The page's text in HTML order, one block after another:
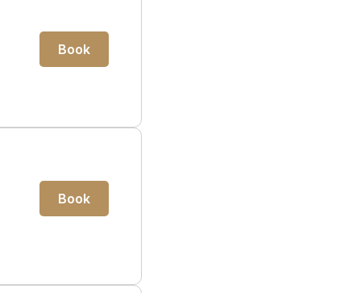
Book
Book